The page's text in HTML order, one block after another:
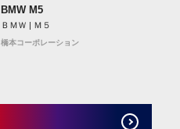
BMW M5
ＢＭＷ | Ｍ５
橋本コーポレーション